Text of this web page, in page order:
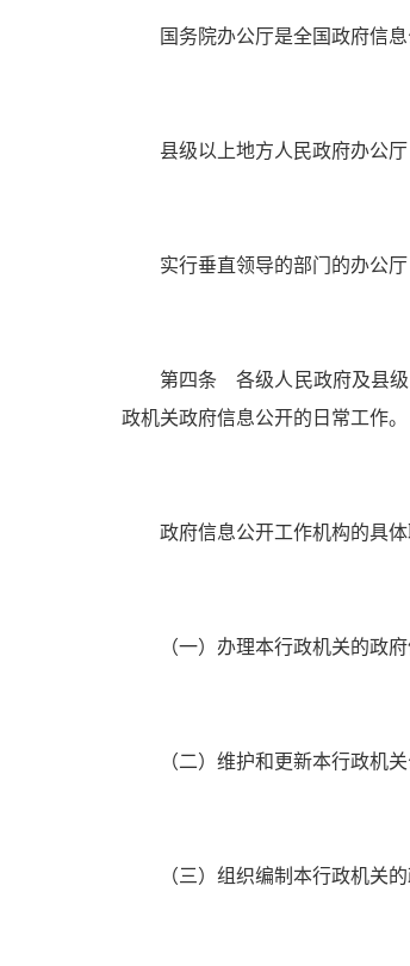
国务院办公厅是全国政府信息
县级以上地方人民政府办公厅
实行垂直领导的部门的办公厅
第四条 各级人民政府及县级以
政机关政府信息公开的日常工作。
政府信息公开工作机构的具体
（一）办理本行政机关的政府
（二）维护和更新本行政机关
（三）组织编制本行政机关的